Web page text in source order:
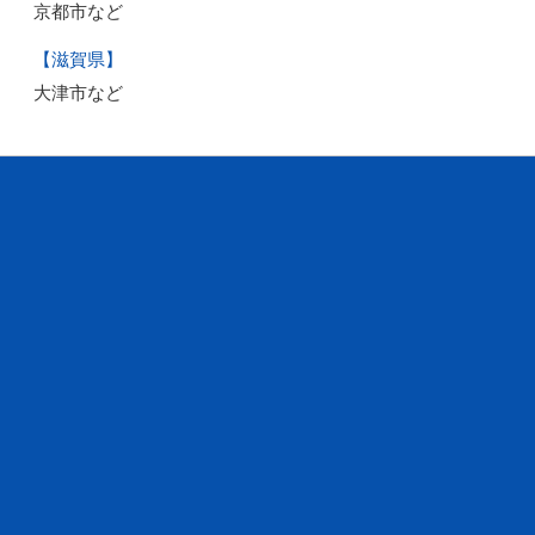
京都市など
【滋賀県】
大津市など